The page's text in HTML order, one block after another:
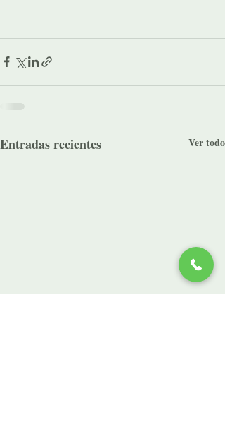
Entradas recientes Ver todo